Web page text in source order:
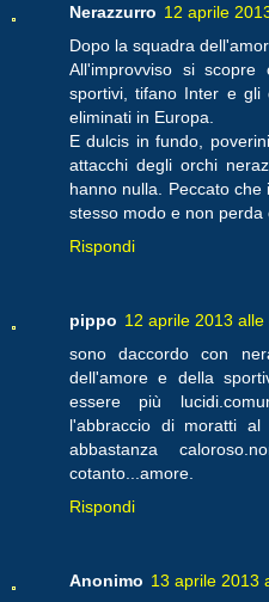
Nerazzurro 12 aprile
Dopo la squadra
All'improvviso si
sportivi, tifano Inter e gli
eliminati in Europa.
E dulcis in fundo,
attacchi degli orchi
hanno nulla. Peccato
stesso modo e non perda
Rispondi
pippo 12 aprile 2013 alle
sono daccordo con
dell'amore e della
essere più
l'abbraccio di moratti al
abbastanza
cotanto...amore.
Rispondi
Anonimo 13 aprile 2013